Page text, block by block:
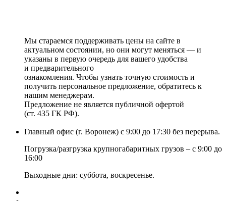
Мы стараемся поддерживать цены на сайте в
актуальном состоянии, но они могут меняться — и
указаны в первую очередь для вашего удобства
и предварительного
ознакомления. Чтобы узнать точную стоимость и
получить персональное предложение, обратитесь к
нашим менеджерам.
Предложение не является публичной офертой
(ст. 435 ГК РФ).
Главный офис (г. Воронеж) с 9:00 до 17:30 без перерыва.
Погрузка/разгрузка крупногабаритных грузов – с 9:00 до
16:00
Выходные дни: суббота, воскресенье.